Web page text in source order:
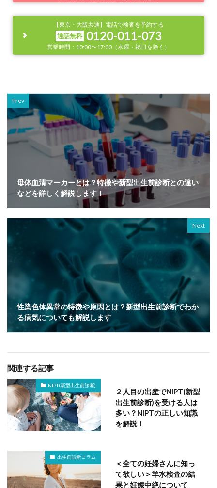
【東京・大阪共通】電話で検査を予約する
通話無料 0120-011-073
営業時間：10:00〜17:00（水曜・祝日を除く）
Prev
母体血清マーカーとは？特徴や新型出生前診断との違い
などを詳しく解説します！
Next
性染色体異常の特徴や原因とは？新型出生前診断でわか
る病気についても解説します
関連する記事
NIPT(新型出生前診断)
２人目の出産でNIPT(新型
出生前診断)を受ける人は
多い？NIPTの正しい知識
を解説！
出生前診断コラム
＜全ての妊婦さんに知っ
て欲しい＞羊水検査の結
果と妊娠中絶について